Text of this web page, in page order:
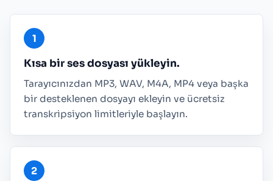
Kısa bir ses dosyası yükleyin.
Tarayıcınızdan MP3, WAV, M4A, MP4 veya başka
bir desteklenen dosyayı ekleyin ve ücretsiz
transkripsiyon limitleriyle başlayın.